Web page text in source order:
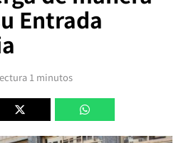
Entrada
1 minutos